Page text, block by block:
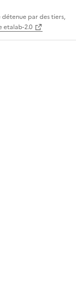
par des tiers,
etalab-2.0